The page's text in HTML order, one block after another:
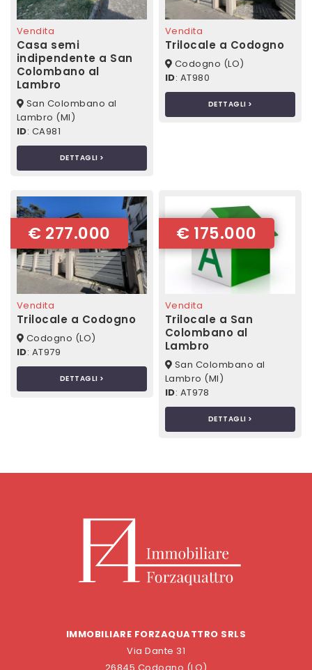
Vendita
Casa semi
indipendente a San
Colombano al
Lambro
San Colombano al
Lambro (MI)
ID: CA981
DETTAGLI >
Vendita
Trilocale a Codogno
Codogno (LO)
ID: AT980
DETTAGLI >
€ 277.000
Vendita
Trilocale a Codogno
Codogno (LO)
ID: AT979
DETTAGLI >
€ 175.000
Vendita
Trilocale a San
Colombano al
Lambro
San Colombano al
Lambro (MI)
ID: AT978
DETTAGLI >
IMMOBILIARE FORZAQUATTRO SRLS
Via Dante 31